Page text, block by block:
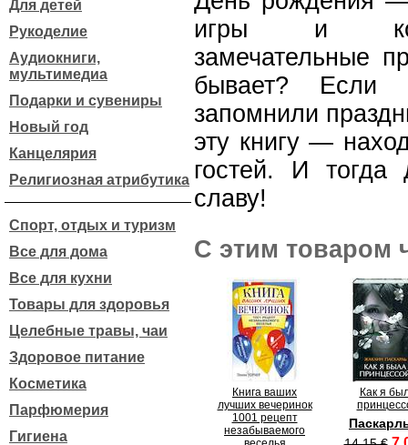
Для детей
Рукоделие
Аудиокниги,
мультимедиа
Подарки и сувениры
Новый год
Канцелярия
Религиозная атрибутика
Спорт, отдых и туризм
Все для дома
Все для кухни
Товары для здоровья
Целебные травы, чаи
Здоровое питание
Косметика
Парфюмерия
Гигиена
игры и
замечательные
бывает? Если
запомнили
эту книгу —
гостей. И тогда
славу!
С этим товаром
Книга ваших
лучших вечеринок
1001 рецепт
незабываемого
Как я